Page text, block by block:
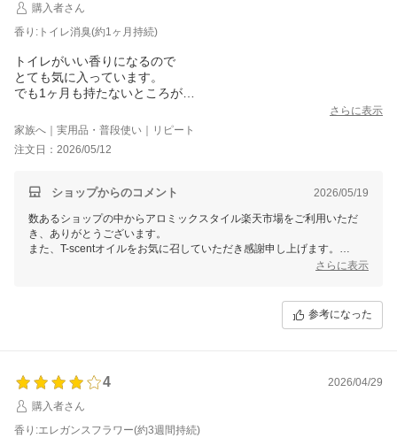
購入者さん
香り:トイレ消臭(約1ヶ月持続)
トイレがいい香りになるので
とても気に入っています。
でも1ヶ月も持たないところが
さらに表示
家族へ｜実用品・普段使い｜リピート
注文日：2026/05/12
ショップからのコメント 2026/05/19
数あるショップの中からアロミックスタイル楽天市場をご利用いただ
き、ありがとうございます。
また、T-scentオイルをお気に召していただき感謝申し上げます。
設置直後は不織布パッドへオイルが半分ほど吸い上がりますので、急に
オイルが減ってしまったと思われますが、その後は徐々にゆっくり吸い
ご使用回数や、気温湿度などの環境、設置場所（窓付近、換気扇付近は
1ケ月ほどご使用頂けます。
センサー異常で点きっ放しの場合は、1週間ほどでオイルがなくなって
さらに表示
参考になった
4
2026/04/29
購入者さん
香り:エレガンスフラワー(約3週間持続)